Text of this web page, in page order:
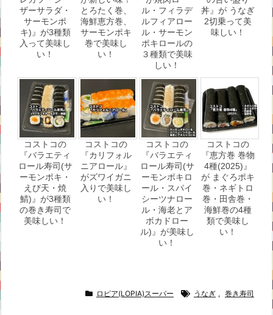
ザーサラダ・
サーモンポ
キ)』が3種類
入って美味し
い！
とろたく巻、
海鮮恵方巻、
サーモンポキ
巻で美味し
い！
ル・フィラデ
ルフィアロー
ル・サーモン
ポキロールの
３種類で美味
しい！
丼』が うなぎ
2切乗って美
味しい！
コストコの
『バラエティ
ロール寿司(サ
ーモンポキ・
えび天・焼
鯖)』が3種類
の巻き寿司で
美味しい！
コストコの
『カリフォル
ニアロール』
がズワイガニ
入りで美味し
い！
コストコの
『バラエティ
ロール寿司(サ
ーモンポキロ
ール・スパイ
シーツナロー
ル・海老とア
ボカドロー
ル)』が美味し
い！
コストコの
『恵方巻 巻物
4種(2025)』
が まぐろポキ
巻・ネギトロ
巻・田舎巻・
海鮮巻の4種
類で美味し
い！
ロピア(LOPIA)スーパー うなぎ , 巻き寿司